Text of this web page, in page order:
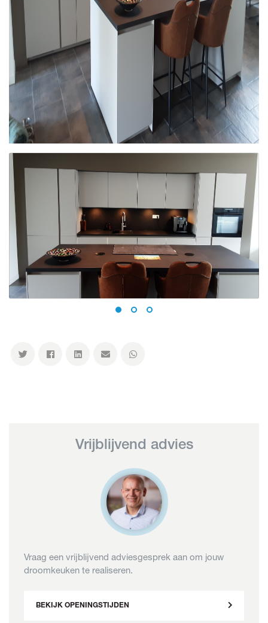
Vrijblijvend advies
Vraag een vrijblijvend adviesgesprek aan om jouw
droomkeuken te realiseren.
BEKIJK OPENINGSTIJDEN